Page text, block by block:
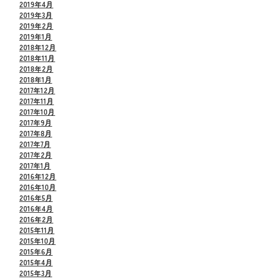
2019年4月
2019年3月
2019年2月
2019年1月
2018年12月
2018年11月
2018年2月
2018年1月
2017年12月
2017年11月
2017年10月
2017年9月
2017年8月
2017年7月
2017年2月
2017年1月
2016年12月
2016年10月
2016年5月
2016年4月
2016年2月
2015年11月
2015年10月
2015年6月
2015年4月
2015年3月